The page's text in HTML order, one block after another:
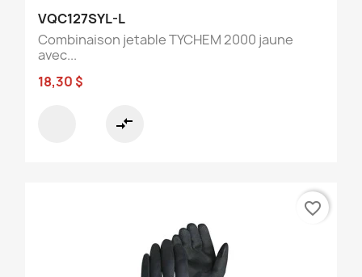
VQC127SYL-L
Combinaison jetable TYCHEM 2000 jaune
avec...
18,30 $
compare_arrows
favorite_border